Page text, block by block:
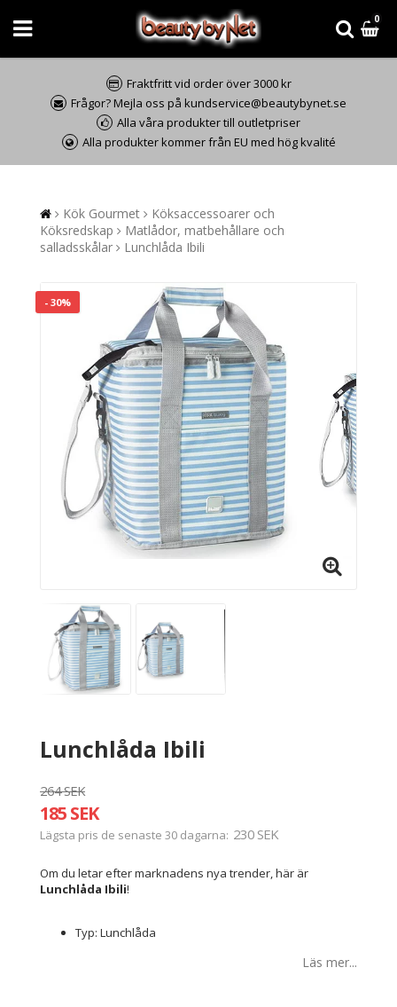
0
Fraktfritt vid order över 3000 kr
Frågor? Mejla oss på kundservice@beautybynet.se
Alla våra produkter till outletpriser
Alla produkter kommer från EU med hög kvalité
Kök Gourmet
Köksaccessoarer och
Köksredskap
Matlådor, matbehållare och
salladsskålar
Lunchlåda Ibili
- 30%
Lunchlåda Ibili
264 SEK
185 SEK
Lägsta pris de senaste 30 dagarna 230 SEK
Om du letar efter marknadens nya trender, här är
Lunchlåda Ibili!
Typ: Lunchlåda
Läs mer...